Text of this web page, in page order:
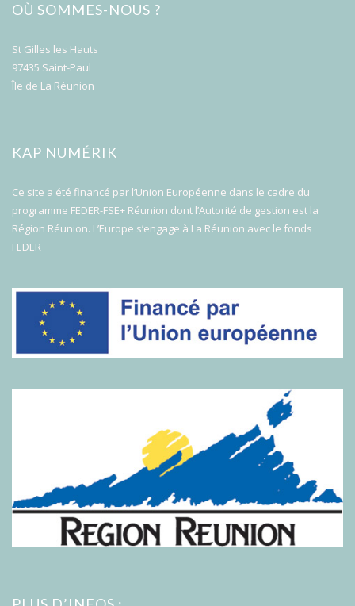
OÙ SOMMES-NOUS ?
St Gilles les Hauts
97435 Saint-Paul
Île de La Réunion
KAP NUMÉRIK
Ce site a été financé par l’Union Européenne dans le cadre du
programme FEDER-FSE+ Réunion dont l’Autorité de gestion est la
Région Réunion. L’Europe s’engage à La Réunion avec le fonds
FEDER